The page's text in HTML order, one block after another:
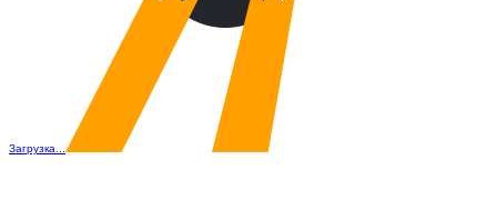
Загрузка...